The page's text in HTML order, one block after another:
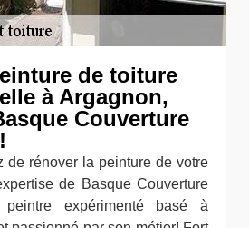
de toiture
à Argagnon,
Couverture
de rénover la peinture de votre
de Basque Couverture
expérimenté basé à